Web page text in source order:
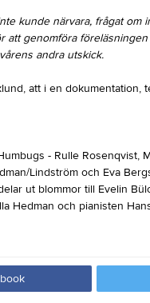
kunde närvara, frågat om
att genomföra
andra utskick.
att i en dokumentation,
- Rulle Rosenqvist,
Lindström och Eva
ut blommor till Evelin
Hedman och pianisten